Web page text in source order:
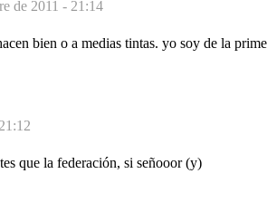
de 2011 - 21:14
bien o a medias tintas. yo soy de la
que la federación, si señooor (y)